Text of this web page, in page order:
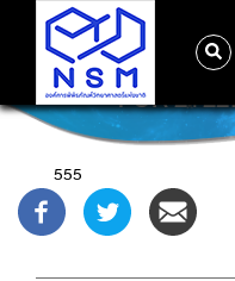
-1 OR
555